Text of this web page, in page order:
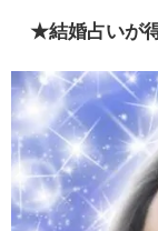
★結婚占いが